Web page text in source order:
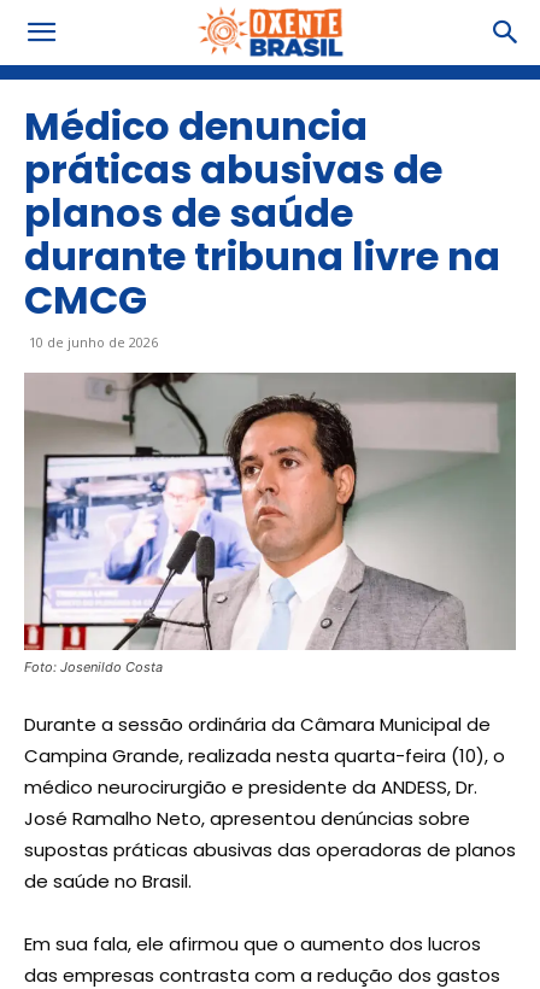
Médico denuncia
práticas abusivas de
planos de saúde
durante tribuna livre na
CMCG
10 de junho de 2026
Foto: Josenildo Costa
Durante a sessão ordinária da Câmara Municipal de
Campina Grande, realizada nesta quarta-feira (10), o
médico neurocirurgião e presidente da ANDESS, Dr.
José Ramalho Neto, apresentou denúncias sobre
supostas práticas abusivas das operadoras de planos
de saúde no Brasil.
Em sua fala, ele afirmou que o aumento dos lucros
das empresas contrasta com a redução dos gastos